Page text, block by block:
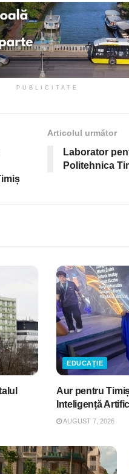
PUBLICITATE
Articolul următor
Laborator
Politehnica
EDUCAȚIE
Aur pentru
Inteligență
AUGUST 7, 2026